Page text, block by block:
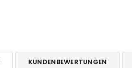
KUNDENBEWERTUNGEN